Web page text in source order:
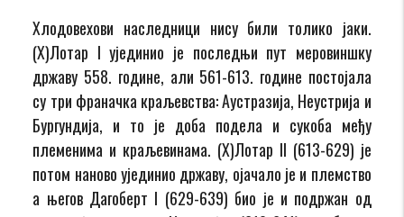
Хлодовехови наследници нису били толико јаки.
(Х)Лотар I ујединио је последњи пут меровиншку
државу 558. године, али 561-613. године постојала
су три франачка краљевства: Аустразија, Неустрија и
Бургундија, и то је доба подела и сукоба међу
племенима и краљевинама. (Х)Лотар II (613-629) је
потом наново ујединио државу, ојачало је и племство
а његов Дагоберт I (629-639) био је и подржан од